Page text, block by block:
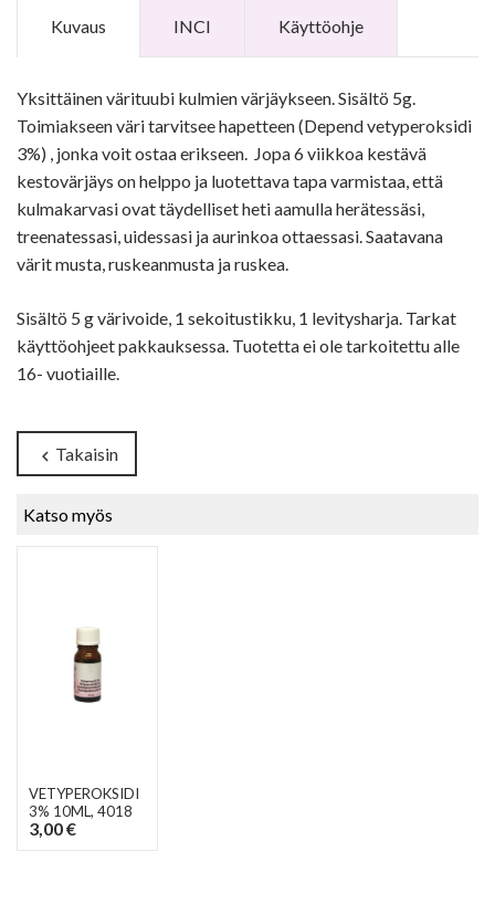
Kuvaus INCI Käyttöohje
Yksittäinen värituubi kulmien värjäykseen. Sisältö 5g.
Toimiakseen väri tarvitsee hapetteen (Depend vetyperoksidi
3%) , jonka voit ostaa erikseen. Jopa 6 viikkoa kestävä
kestovärjäys on helppo ja luotettava tapa varmistaa, että
kulmakarvasi ovat täydelliset heti aamulla herätessäsi,
treenatessasi, uidessasi ja aurinkoa ottaessasi. Saatavana
värit musta, ruskeanmusta ja ruskea.
Sisältö 5 g värivoide, 1 sekoitustikku, 1 levitysharja. Tarkat
käyttöohjeet pakkauksessa. Tuotetta ei ole tarkoitettu alle
16- vuotiaille.
chevron_left Takaisin
Katso myös
VETYPEROKSIDI
3% 10ML, 4018
3,00 €